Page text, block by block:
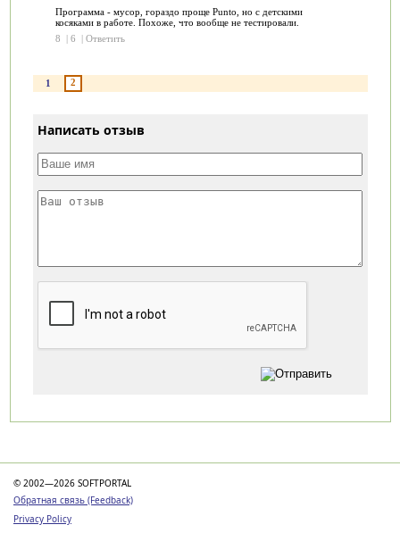
Программа - мусор, гораздо проще Punto, но с детскими
косяками в работе. Похоже, что вообще не тестировали.
8
| 6 | Ответить
1 2
Написать отзыв
© 2002—2026 SOFTPORTAL
Обратная связь (Feedback)
Privacy Policy